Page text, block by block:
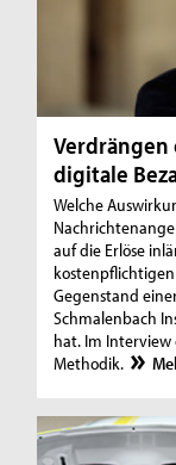
digitale
Welche
auf die Erlöse
Gegenstand
Schmalenbach
hat. Im
Methodik.